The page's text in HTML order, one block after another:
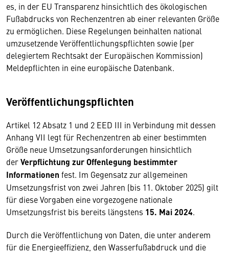
es, in der EU Transparenz hinsichtlich des ökologischen
Fußabdrucks von Rechenzentren ab einer relevanten Größe
zu ermöglichen. Diese Regelungen beinhalten national
umzusetzende Veröffentlichungspflichten sowie (per
delegiertem Rechtsakt der Europäischen Kommission)
Meldepflichten in eine europäische Datenbank.
Veröffentlichungspflichten
Artikel 12 Absatz 1 und 2 EED III in Verbindung mit dessen
Anhang VII legt für Rechenzentren ab einer bestimmten
Größe neue Umsetzungsanforderungen hinsichtlich
derVerpflichtung zur Offenlegung bestimmter
Informationen fest. Im Gegensatz zur allgemeinen
Umsetzungsfrist von zwei Jahren (bis 11. Oktober 2025) gilt
für diese Vorgaben eine vorgezogene nationale
Umsetzungsfrist bis bereits längstens 15. Mai 2024.
Durch die Veröffentlichung von Daten, die unter anderem
für die Energieeffizienz, den Wasserfußabdruck und die